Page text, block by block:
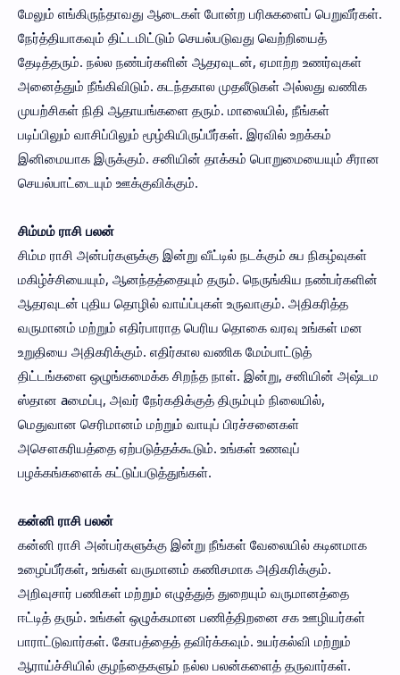
மேலும் எங்கிருந்தாவது ஆடைகள் போன்ற பரிசுகளைப் பெறுவீர்கள்.
நேர்த்தியாகவும் திட்டமிட்டும் செயல்படுவது வெற்றியைத்
தேடித்தரும். நல்ல நண்பர்களின் ஆதரவுடன், ஏமாற்ற உணர்வுகள்
அனைத்தும் நீங்கிவிடும். கடந்தகால முதலீடுகள் அல்லது வணிக
முயற்சிகள் நிதி ஆதாயங்களை தரும். மாலையில், நீங்கள்
படிப்பிலும் வாசிப்பிலும் மூழ்கியிருப்பீர்கள். இரவில் உறக்கம்
இனிமையாக இருக்கும். சனியின் தாக்கம் பொறுமையையும் சீரான
செயல்பாட்டையும் ஊக்குவிக்கும்.
சிம்மம் ராசி பலன்
சிம்ம ராசி அன்பர்களுக்கு இன்று வீட்டில் நடக்கும் சுப நிகழ்வுகள்
மகிழ்ச்சியையும், ஆனந்தத்தையும் தரும். நெருங்கிய நண்பர்களின்
ஆதரவுடன் புதிய தொழில் வாய்ப்புகள் உருவாகும். அதிகரித்த
வருமானம் மற்றும் எதிர்பாராத பெரிய தொகை வரவு உங்கள் மன
உறுதியை அதிகரிக்கும். எதிர்கால வணிக மேம்பாட்டுத்
திட்டங்களை ஒழுங்கமைக்க சிறந்த நாள். இன்று, சனியின் அஷ்டம
ஸ்தான aமைப்பு, அவர் நேர்கதிக்குத் திரும்பும் நிலையில்,
மெதுவான செரிமானம் மற்றும் வாயுப் பிரச்சனைகள்
அசௌகரியத்தை ஏற்படுத்தக்கூடும். உங்கள் உணவுப்
பழக்கங்களைக் கட்டுப்படுத்துங்கள்.
கன்னி ராசி பலன்
கன்னி ராசி அன்பர்களுக்கு இன்று நீங்கள் வேலையில் கடினமாக
உழைப்பீர்கள், உங்கள் வருமானம் கணிசமாக அதிகரிக்கும்.
அறிவுசார் பணிகள் மற்றும் எழுத்துத் துறையும் வருமானத்தை
ஈட்டித் தரும். உங்கள் ஒழுக்கமான பணித்திறனை சக ஊழியர்கள்
பாராட்டுவார்கள். கோபத்தைத் தவிர்க்கவும். உயர்கல்வி மற்றும்
ஆராய்ச்சியில் குழந்தைகளும் நல்ல பலன்களைத் தருவார்கள்.